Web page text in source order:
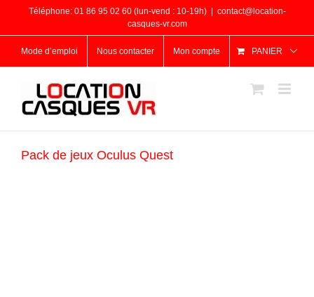
contenu
Téléphone: 01 86 95 02 60 (lun-vend : 10-19h)
contact@location-
casques-vr.com
Mode d’emploi Nous contacter Mon compte PANIER
Pack de jeux Oculus Quest